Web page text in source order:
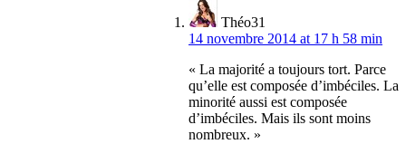
Théo31
14 novembre 2014 at 17 h 58 min
« La majorité a toujours tort. Parce
qu’elle est composée d’imbéciles. La
minorité aussi est composée
d’imbéciles. Mais ils sont moins
nombreux. »